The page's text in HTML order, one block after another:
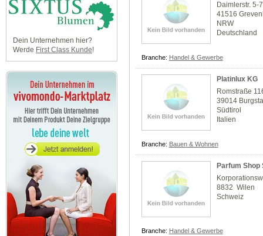
Dein Unternehmen hier?
Werde First Class Kunde!
Daimlerstr. 5-7
41516
NRW
Deutschland
Branche: Handel & Gewerbe
Platinlux KG
Romstraße
39014
Südtirol
Italien
Branche: Bauen & Wohnen
Parfum
8832 Wilen
Schweiz
Branche: Handel & Gewerbe